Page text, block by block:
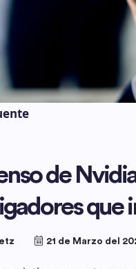
de
que
21 de Marzo del